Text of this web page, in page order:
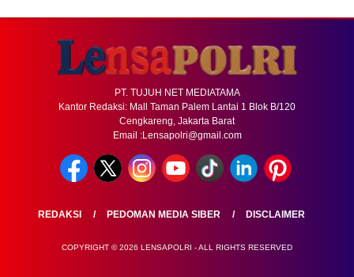
PT. TUJUH NET MEDIATAMA
Kantor Redaksi: Mall Taman Palem Lantai 1 Blok B/120
Cengkareng, Jakarta Barat
Email :Lensapolri@gmail.com
REDAKSI PEDOMAN MEDIA SIBER DISCLAIMER
COPYRIGHT © 2026 LENSAPOLRI - ALL RIGHTS RESERVED